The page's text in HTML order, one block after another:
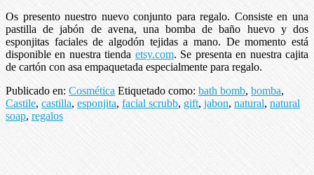
Os presento nuestro nuevo conjunto para regalo. Consiste en una
pastilla de jabón de avena, una bomba de baño huevo y dos
esponjitas faciales de algodón tejidas a mano. De momento está
disponible en nuestra tienda etsy.com. Se presenta en nuestra cajita
de cartón con asa empaquetada especialmente para regalo.
Publicado en: Cosmética Etiquetado como: bath bomb, bomba,
Castile, castilla, esponjita, facial scrubb, gift, jabon, natural, natural
soap, regalos